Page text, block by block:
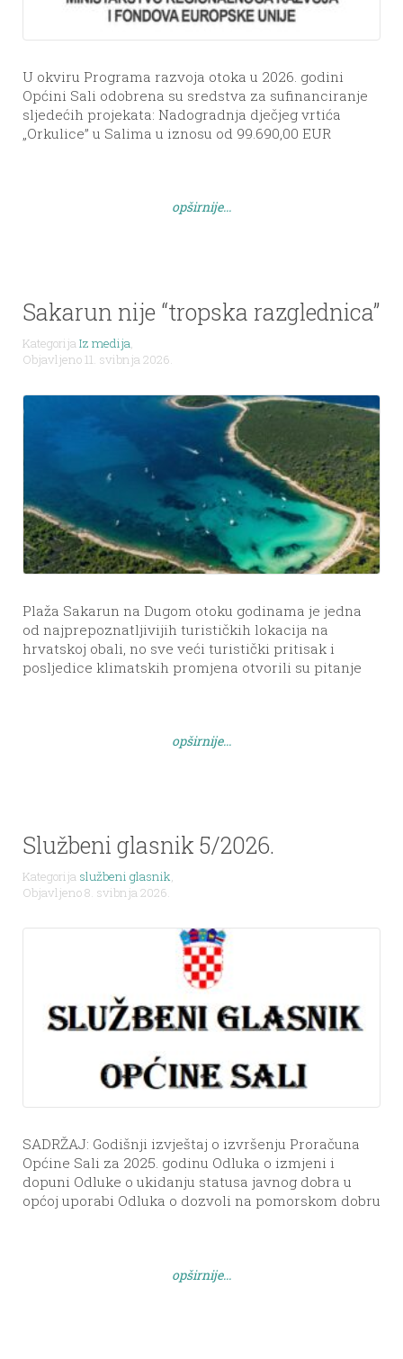
U okviru Programa razvoja otoka u 2026. godini
Općini Sali odobrena su sredstva za sufinanciranje
sljedećih projekata: Nadogradnja dječjeg vrtića
„Orkulice” u Salima u iznosu od 99.690,00 EUR
100.000,00 EUR Izvor: […]opširnije...
Sakarun nije “tropska razglednica”
KategorijaIz medija,
Objavljeno 11. svibnja 2026.
Plaža Sakarun na Dugom otoku godinama je jedna
od najprepoznatljivijih turističkih lokacija na
hrvatskoj obali, no sve veći turistički pritisak i
posljedice klimatskih promjena otvorili su pitanje
međunarodnog Interreg Mediterranean projekta
opširnije...
Službeni glasnik 5/2026.
Kategorija službeni glasnik,
Objavljeno 8. svibnja 2026.
SADRŽAJ: Godišnji izvještaj o izvršenju Proračuna
Općine Sali za 2025. godinu Odluka o izmjeni i
dopuni Odluke o ukidanju statusa javnog dobra u
općoj uporabi Odluka o dozvoli na pomorskom dobru
Mulić d.o.o. Odluka o […]opširnije...